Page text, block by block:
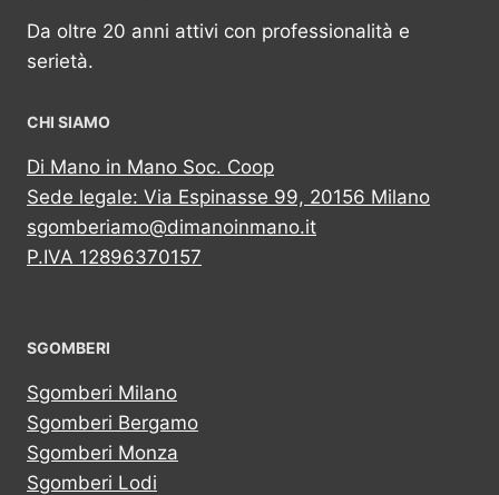
Da oltre 20 anni attivi con professionalità e
serietà.
CHI SIAMO
Di Mano in Mano Soc. Coop
Sede legale: Via Espinasse 99, 20156 Milano
sgomberiamo@dimanoinmano.it
P.IVA 12896370157
SGOMBERI
Sgomberi Milano
Sgomberi Bergamo
Sgomberi Monza
Sgomberi Lodi